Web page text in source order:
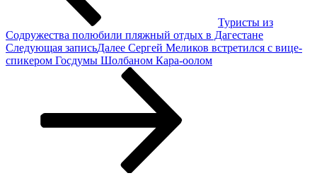
Туристы из
Содружества полюбили пляжный отдых в Дагестане
Следующая записьДалее Сергей Меликов встретился с вице-
спикером Госдумы Шолбаном Кара-оолом